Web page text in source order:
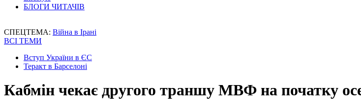
БЛОГИ ЧИТАЧІВ
СПЕЦТЕМА: Війна в Ірані
ВСІ ТЕМИ
Вступ України в ЄС
Теракт в Барселоні
Кабмін чекає другого траншу МВФ на початку